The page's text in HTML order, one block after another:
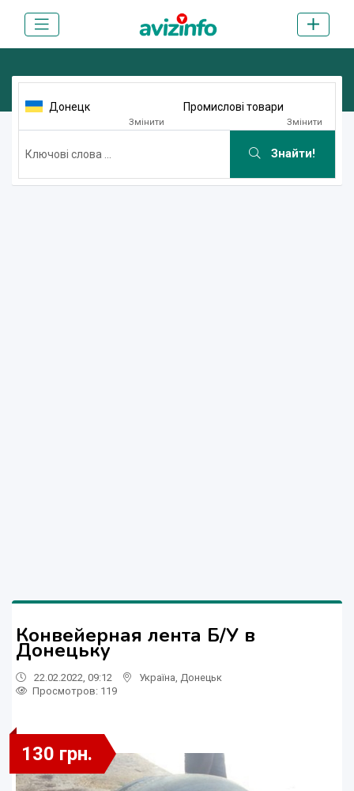
Донецк
Змінити
Промислові товари
Змінити
Знайти!
Конвейерная лента Б/У в
Донецьку
22.02.2022, 09:12 Україна Донецьк
Просмотров: 119
130 грн.